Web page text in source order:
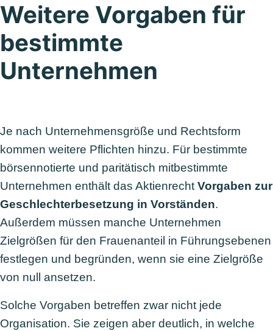
Weitere Vorgaben für
bestimmte
Unternehmen
Je nach Unternehmensgröße und Rechtsform
kommen weitere Pflichten hinzu. Für bestimmte
börsennotierte und paritätisch mitbestimmte
Unternehmen enthält das Aktienrecht Vorgaben zur
Geschlechterbesetzung in Vorständen.
Außerdem müssen manche Unternehmen
Zielgrößen für den Frauenanteil in Führungsebenen
festlegen und begründen, wenn sie eine Zielgröße
von null ansetzen.
Solche Vorgaben betreffen zwar nicht jede
Organisation. Sie zeigen aber deutlich, in welche